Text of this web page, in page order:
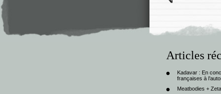
Articles
Kadavar : En
françaises à
Meatbodies +